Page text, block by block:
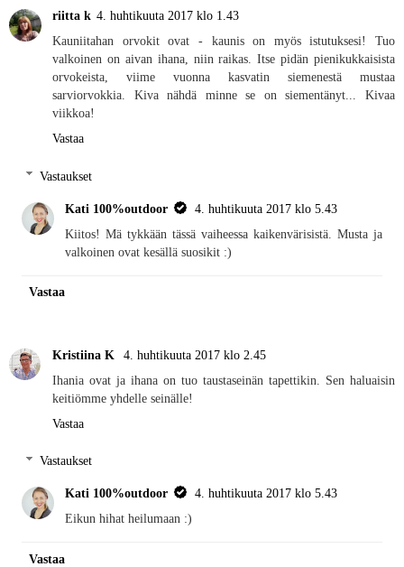
riitta k 4. huhtikuuta 2017 klo 1.43
Kauniitahan orvokit ovat - kaunis on myös istutuksesi! Tuo
valkoinen on aivan ihana, niin raikas. Itse pidän pienikukkaisista
orvokeista, viime vuonna kasvatin siemenestä mustaa
sarviorvokkia. Kiva nähdä minne se on siementänyt... Kivaa
viikkoa!
Vastaa
Vastaukset
Kati 100%outdoor
4. huhtikuuta 2017 klo 5.43
Kiitos! Mä tykkään tässä vaiheessa kaikenvärisistä. Musta ja
valkoinen ovat kesällä suosikit :)
Vastaa
Kristiina K
4. huhtikuuta 2017 klo 2.45
Ihania ovat ja ihana on tuo taustaseinän tapettikin. Sen haluaisin
keitiömme yhdelle seinälle!
Vastaa
Vastaukset
Kati 100%outdoor
4. huhtikuuta 2017 klo 5.43
Eikun hihat heilumaan :)
Vastaa